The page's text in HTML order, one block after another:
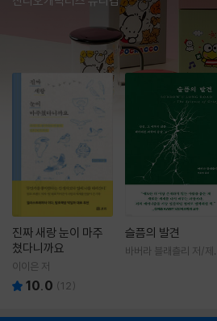
진짜 새랑 눈이 마주
쳤다니까요
이이은 저
10.0 (12)
슬픔의 발견
바버라 블래츨리 저/제효